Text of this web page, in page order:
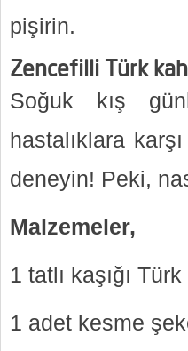
pişirin.
Zencefilli Türk
Soğuk kış
hastalıklara
deneyin! Peki,
Malzemeler,
1 tatlı kaşığı
1 adet kesme